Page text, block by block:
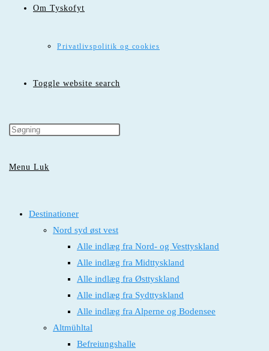
Om Tyskofyt
Privatlivspolitik og cookies
Toggle website search
Menu Luk
Destinationer
Nord syd øst vest
Alle indlæg fra Nord- og Vesttyskland
Alle indlæg fra Midttyskland
Alle indlæg fra Østtyskland
Alle indlæg fra Sydttyskland
Alle indlæg fra Alperne og Bodensee
Altmühltal
Befreiungshalle